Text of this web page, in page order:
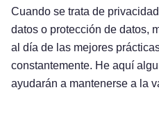
Cuando se trata de
datos o protección de datos,
al día de las mejores
constantemente. He aquí
ayudarán a mantenerse a la